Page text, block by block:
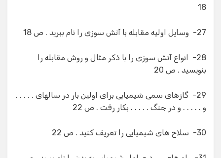
18
27- وسایل اولیه مقابله با آتش سوزی را نام ببرید . ص 18
28- انواع آتش سوزی را با ذكر مثال و روش مقابله را
بنویسید . ص 20
29- گازهای سمی شیمیایی برای اولین بار در سالهای . . . . .
و . . . . . و در جنگ . . . . . بكار رفت . ص 22
30- سلاح های شیمیایی را تعریف كنید . ص 22